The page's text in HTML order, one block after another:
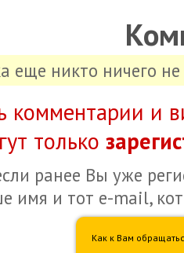
еще никто ничего
комментарии и
только
ранее Вы уже
имя и тот e-mail,
Как к Вам